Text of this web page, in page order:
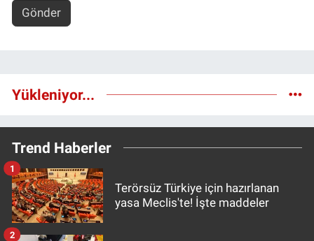
Gönder
Yükleniyor...
Trend Haberler
Terörsüz Türkiye için hazırlanan
yasa Meclis'te! İşte maddeler
1
2